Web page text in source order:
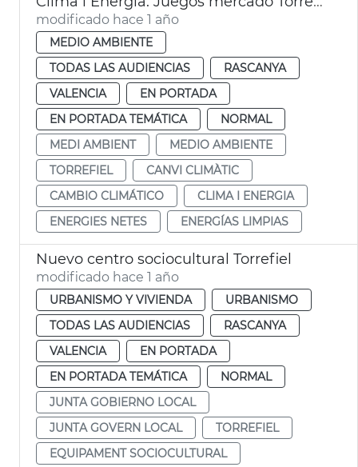
modificado hace 1 año
MEDIO AMBIENTE
TODAS LAS AUDIENCIAS
RASCANYA
VALENCIA
EN PORTADA
EN PORTADA TEMÁTICA
NORMAL
MEDI AMBIENT
MEDIO AMBIENTE
TORREFIEL
CANVI CLIMÀTIC
CAMBIO CLIMÁTICO
CLIMA I ENERGIA
ENERGIES NETES
ENERGÍAS LIMPIAS
Nuevo centro sociocultural Torrefiel
modificado hace 1 año
URBANISMO Y VIVIENDA
URBANISMO
TODAS LAS AUDIENCIAS
RASCANYA
VALENCIA
EN PORTADA
EN PORTADA TEMÁTICA
NORMAL
JUNTA GOBIERNO LOCAL
JUNTA GOVERN LOCAL
TORREFIEL
EQUIPAMENT SOCIOCULTURAL